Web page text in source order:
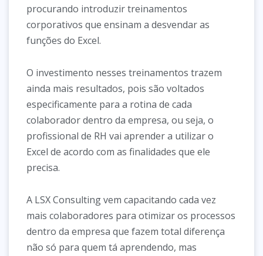
procurando introduzir treinamentos
corporativos que ensinam a desvendar as
funções do Excel.
O investimento nesses treinamentos trazem
ainda mais resultados, pois são voltados
especificamente para a rotina de cada
colaborador dentro da empresa, ou seja, o
profissional de RH vai aprender a utilizar o
Excel de acordo com as finalidades que ele
precisa.
A LSX Consulting vem capacitando cada vez
mais colaboradores para otimizar os processos
dentro da empresa que fazem total diferença
não só para quem tá aprendendo, mas